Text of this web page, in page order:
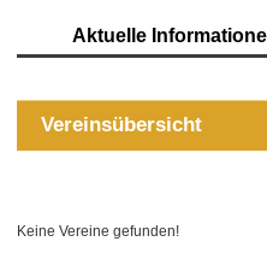
Aktuelle
Vereinsübersicht
Keine Vereine gefunden!